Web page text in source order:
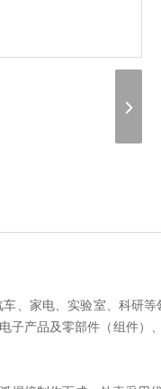
车、家电、实验室、科研
子产品及零部件（组件